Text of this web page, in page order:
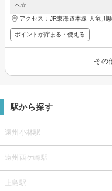
へ☆
アクセス：JR東海道本線 天竜川
ポイントが貯まる・使える
その
駅から探す
遠州小林駅
遠州西ケ崎駅
上島駅